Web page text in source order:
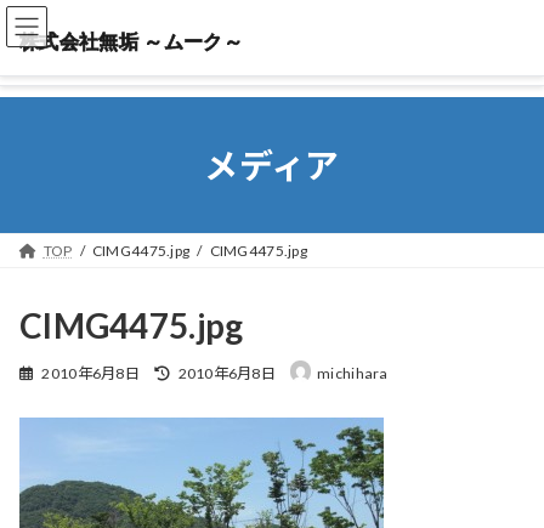
株式会社無垢 ～ムーク～
株式会社無垢 ～ムーク～
メディア
TOP CIMG4475.jpg CIMG4475.jpg
CIMG4475.jpg
2010年6月8日
最
時
:
2010年6月8日 michihara